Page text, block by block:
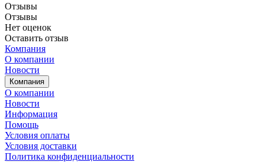
Отзывы
Отзывы
Нет оценок
Оставить отзыв
Компания
О компании
Новости
Компания
О компании
Новости
Информация
Помощь
Условия оплаты
Условия доставки
Политика конфиденциальности